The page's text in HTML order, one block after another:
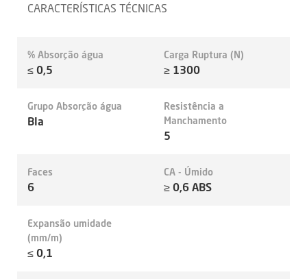
CARACTERÍSTICAS TÉCNICAS
% Absorção água
≤ 0,5
Carga Ruptura (N)
≥ 1300
Grupo Absorção água
BIa
Resistência a
Manchamento
5
Faces
6
CA - Úmido
≥ 0,6 ABS
Expansão umidade
(mm/m)
≤ 0,1